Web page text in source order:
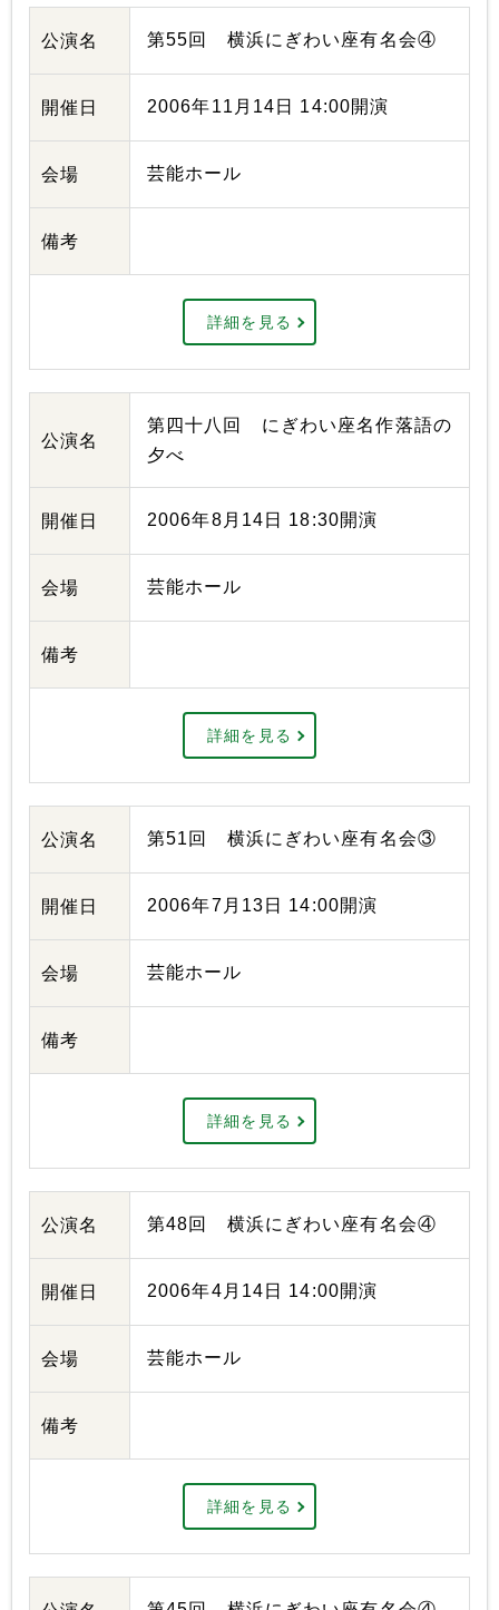
公演名 第55回 横浜にぎわい座有名会④
開催日 2006年11月14日 14:00開演
会場 芸能ホール
備考
詳細を見る
公演名
第四十八回 にぎわい座名作落語の
夕べ
開催日 2006年8月14日 18:30開演
会場 芸能ホール
備考
詳細を見る
公演名 第51回 横浜にぎわい座有名会③
開催日 2006年7月13日 14:00開演
会場 芸能ホール
備考
詳細を見る
公演名 第48回 横浜にぎわい座有名会④
開催日 2006年4月14日 14:00開演
会場 芸能ホール
備考
詳細を見る